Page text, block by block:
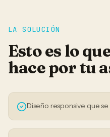
LA SOLUCIÓN
Esto es lo
hace por tu
Diseño responsive que